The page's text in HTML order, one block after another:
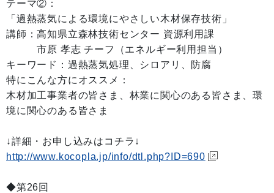
テーマ②：
「過熱蒸気による環境にやさしい木材保存技術」
講師：高知県立森林技術センター 資源利用課
市原 孝志 チーフ（エネルギー利用担当）
キーワード：過熱蒸気処理、シロアリ、防腐
特にこんな方にオススメ：
木材加工事業者の皆さま、林業に関心のある皆さま、環
境に関心のある皆さま
↓詳細・お申し込みはコチラ↓
http://www.kocopla.jp/info/dtl.php?ID=690
◆第26回